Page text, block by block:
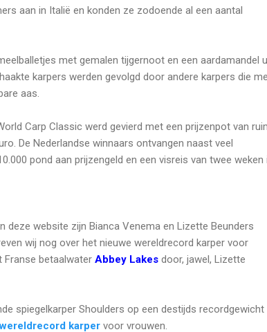
aan in Italië en konden ze zodoende al een aantal
met gemalen tijgernoot en een aardamandel
karpers werden gevolgd door andere karpers die
aas.
Carp Classic werd gevierd met een prijzenpot van
De Nederlandse winnaars ontvangen naast veel
pond aan prijzengeld en een visreis van twee weken
deze website zijn Bianca Venema en Lizette Beunders
wij nog over het nieuwe wereldrecord karper voor
Franse betaalwater Abbey Lakes door, jawel, Lizette
spiegelkarper Shoulders op een destijds recordgewicht
wereldrecord karper voor vrouwen.